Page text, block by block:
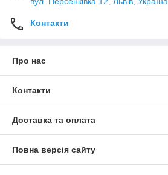
Контакти
Про нас
Контакти
Доставка та оплата
Повна версія сайту